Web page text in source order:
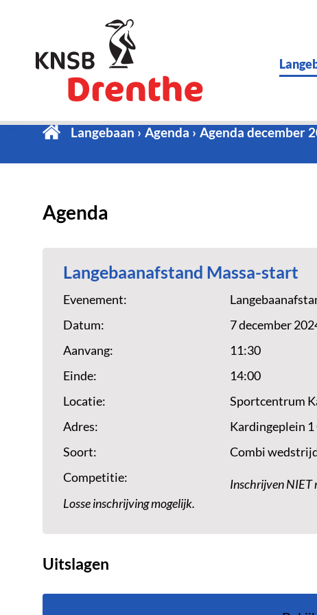
Langebaan Agenda Agenda december
Agenda
Langebaanafstand Massa-start
Evenement:
Datum:
7 december
Aanvang:
11:30
Einde:
14:00
Locatie:
Sportcentrum
Adres:
Kardingeplein
Soort:
Combi
Competitie:
Inschrijven NIET
Losse inschrijving mogelijk.
Uitslagen